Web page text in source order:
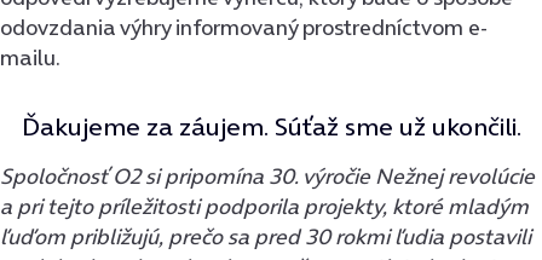
odovzdania výhry informovaný prostredníctvom e-
mailu.
Ďakujeme za záujem. Súťaž sme už ukončili.
Spoločnosť O2 si pripomína 30. výročie Nežnej revolúcie
a pri tejto príležitosti podporila projekty, ktoré mladým
ľuďom približujú, prečo sa pred 30 rokmi ľudia postavili